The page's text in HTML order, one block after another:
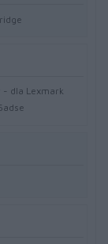
- dla Lexmark